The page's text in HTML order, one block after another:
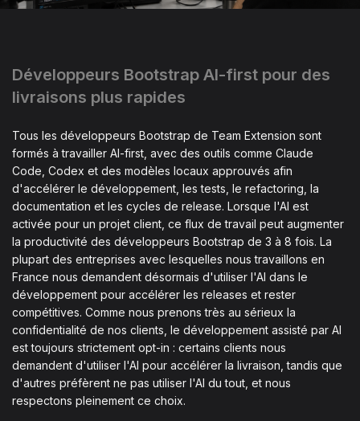
Développeurs Bootstrap AI-first pour des
livraisons plus rapides
Tous les développeurs Bootstrap de Team Extension sont
formés à travailler AI-first, avec des outils comme Claude
Code, Codex et des modèles locaux approuvés afin
d'accélérer le développement, les tests, le refactoring, la
documentation et les cycles de release. Lorsque l'AI est
activée pour un projet client, ce flux de travail peut augmenter
la productivité des développeurs Bootstrap de 3 à 8 fois. La
plupart des entreprises avec lesquelles nous travaillons en
France nous demandent désormais d'utiliser l'AI dans le
développement pour accélérer les releases et rester
compétitives. Comme nous prenons très au sérieux la
confidentialité de nos clients, le développement assisté par AI
est toujours strictement opt-in : certains clients nous
demandent d'utiliser l'AI pour accélérer la livraison, tandis que
d'autres préfèrent ne pas utiliser l'AI du tout, et nous
respectons pleinement ce choix.